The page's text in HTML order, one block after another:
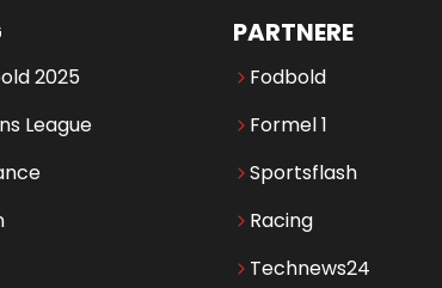
2025
League
PARTNERE
Fodbold
Formel 1
Sportsflash
Racing
Technews24